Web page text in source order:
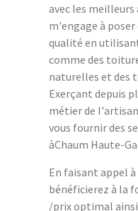
avec les meilleurs
m'engage à
qualité en
comme des
naturelles et des
Exerçant depuis
métier de
vous fournir des
àChaum Haute-
En faisant appel à
bénéficierez à la
/prix optimal